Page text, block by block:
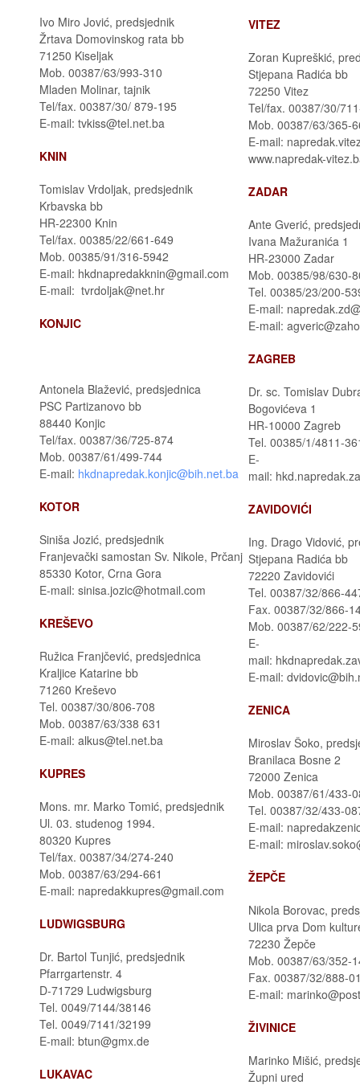
Ivo Miro Jović, predsjednik
Žrtava Domovinskog rata bb
71250 Kiseljak
Mob. 00387/63/993-310
Mladen Molinar, tajnik
Tel/fax. 00387/30/ 879-195
E-mail: tvkiss@tel.net.ba
KNIN
Tomislav Vrdoljak, predsjednik
Krbavska bb
HR-22300 Knin
Tel/fax. 00385/22/661-649
Mob. 00385/91/316-5942
E-mail: hkdnapredakknin@gmail.com
E-mail: tvrdoljak@net.hr
KONJIC
Antonela Blažević, predsjednica
PSC Partizanovo bb
88440 Konjic
Tel/fax. 00387/36/725-874
Mob. 00387/61/499-744
E-mail: hkdnapredak.konjic@bih.net.ba
KOTOR
Siniša Jozić, predsjednik
Franjevački samostan Sv. Nikole, Prčanj
85330 Kotor, Crna Gora
E-mail: sinisa.jozic@hotmail.com
KREŠEVO
Ružica Franjčević, predsjednica
Kraljice Katarine bb
71260 Kreševo
Tel. 00387/30/806-708
Mob. 00387/63/338 631
E-mail: alkus@tel.net.ba
KUPRES
Mons. mr. Marko Tomić, predsjednik
Ul. 03. studenog 1994.
80320 Kupres
Tel/fax. 00387/34/274-240
Mob. 00387/63/294-661
E-mail: napredakkupres@gmail.com
LUDWIGSBURG
Dr. Bartol Tunjić, predsjednik
Pfarrgartenstr. 4
D-71729 Ludwigsburg
Tel. 0049/7144/38146
Tel. 0049/7141/32199
E-mail: btun@gmx.de
LUKAVAC
VITEZ
Zoran Kupreškić,
Stjepana Radića bb
72250 Vitez
Tel/fax. 00387/30/
Mob. 00387/63/365-
E-mail:
www.napredak-
ZADAR
Ante Gverić,
Ivana Mažuranića 1
HR-23000 Zadar
Mob. 00385/98/630-
Tel. 00385/23/200-
E-mail:
E-mail:
ZAGREB
Dr. sc. Tomislav
Bogovićeva 1
HR-10000 Zagreb
Tel. 00385/1/4811-
E-
mail:
ZAVIDOVIĆI
Ing. Drago Vidović,
Stjepana Radića bb
72220 Zavidovići
Tel. 00387/32/866-
Fax. 00387/32/866-
Mob. 00387/62/222-
E-
mail:
E-mail:
ZENICA
Miroslav Šoko,
Branilaca Bosne 2
72000 Zenica
Mob. 00387/61/433-
Tel. 00387/32/433-
E-mail:
E-mail:
ŽEPČE
Nikola Borovac,
Ulica prva Dom
72230 Žepče
Mob. 00387/63/352-
Fax. 00387/32/888-
E-mail:
ŽIVINICE
Marinko Mišić,
Župni ured